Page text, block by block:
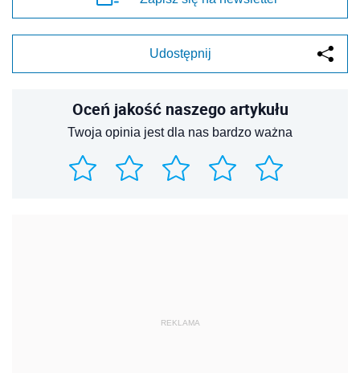
Udostępnij
Oceń jakość naszego artykułu
Twoja opinia jest dla nas bardzo ważna
REKLAMA